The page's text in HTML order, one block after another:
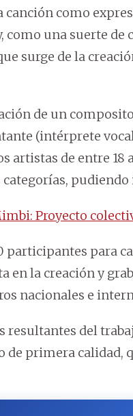
canción como
como una suerte
surge de la
de un
(intérprete
artistas de entre
Proyecto
participantes para
en la creación y
nacionales e
resultantes del
de primera calidad,